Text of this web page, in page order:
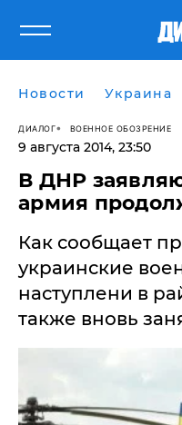
Новости Украина
ДИАЛОГ ВОЕННОЕ ОБОЗРЕНИЕ
9 августа 2014, 23:50
В ДНР
армия
Как сообщает
украинские
наступлени в
также вновь